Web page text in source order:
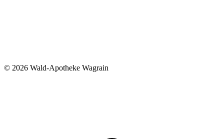
© 2026 Wald-Apotheke Wagrain